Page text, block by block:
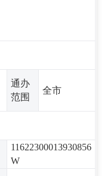
通办
范围
全市
11622300013930856
W